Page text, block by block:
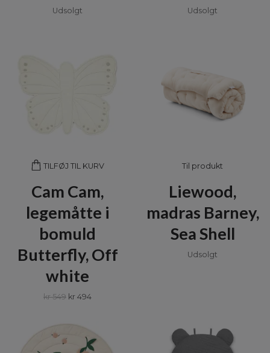
Udsolgt Udsolgt
TILFØJ TIL KURV
Cam Cam,
legemåtte i
bomuld
Butterfly, Off
white
kr 549 kr 494
Til produkt
Liewood,
madras Barney,
Sea Shell
Udsolgt